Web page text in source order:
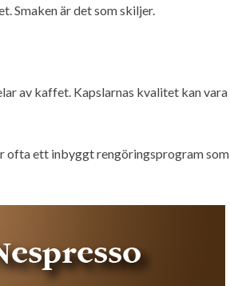
Smaken är det som skiljer.
av kaffet. Kapslarnas kvalitet kan vara
ofta ett inbyggt rengöringsprogram som